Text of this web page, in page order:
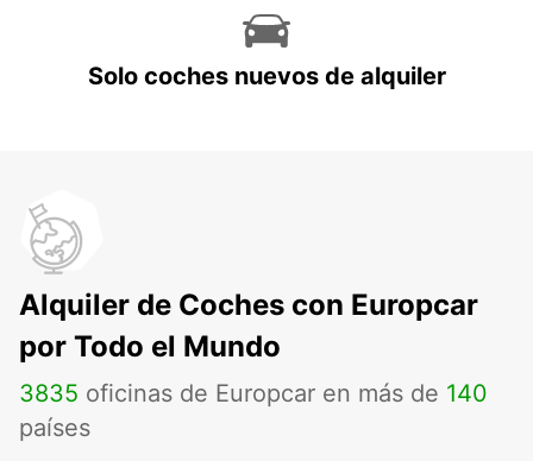
Solo coches nuevos de alquiler
Alquiler de Coches con Europcar
por Todo el Mundo
3835 oficinas de Europcar en más de 140
países